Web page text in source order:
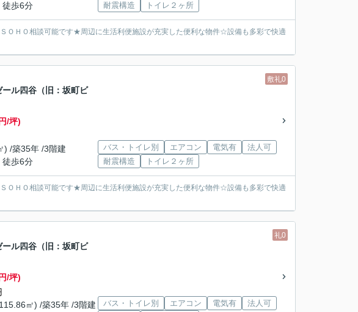
徒歩6分
耐震構造
トイレ２ヶ所
ＯＨＯ相談可能です★周辺に生活利便施設が充実した便利な物件☆設備も多彩で快適
敷礼0
ル四谷（旧：坂町ビ
/坪)
) /築35年 /3階建
徒歩6分
バス・トイレ別 エアコン 電気有
法人可
耐震構造
トイレ２ヶ所
ＯＨＯ相談可能です★周辺に生活利便施設が充実した便利な物件☆設備も多彩で快適
礼0
ル四谷（旧：坂町ビ
/坪)
㎡) /築35年 /3階建
バス・トイレ別 エアコン 電気有
法人可